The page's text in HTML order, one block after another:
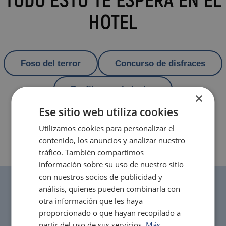
HOTEL
Foso del terror Concurso de disfraces
Desfiles y cabalgatas
Mejor precio garantizado para
HALLOWEEN
×
Ese sitio web utiliza cookies
Utilizamos cookies para personalizar el
contenido, los anuncios y analizar nuestro
tráfico. También compartimos
información sobre su uso de nuestro sitio
con nuestros socios de publicidad y
análisis, quienes pueden combinarla con
otra información que les haya
proporcionado o que hayan recopilado a